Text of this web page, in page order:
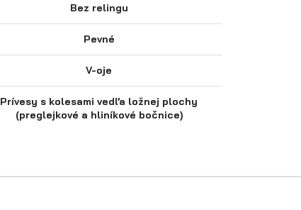
Bez relingu
Pevné
V-oje
Prívesy s kolesami vedľa ložnej plochy
(preglejkové a hliníkové bočnice)